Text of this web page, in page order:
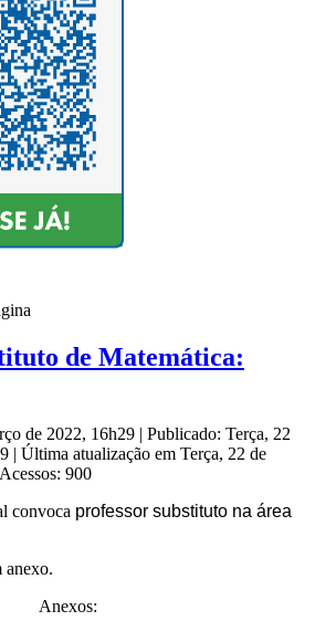
de Matemática:
de 2022, 16h29 | Publicado: Terça, 22
| Última atualização em Terça, 22 de
Acessos: 900
convoca professor substituto na área
anexo.
Anexos: